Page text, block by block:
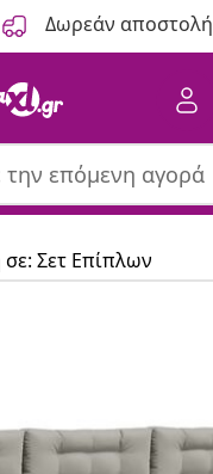
Δωρεάν αποστολή
Σετ Επίπλων